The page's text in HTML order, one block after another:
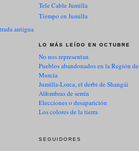
antigua
Tele Cable Jumilla
Tiempo en Jumilla
LO MÁS LEÍDO EN OCTUBRE
No nos representan
Pueblos abandonados en la Región de
Murcia
Jumilla-Lorca, el derbi de Shangái
Alfombras de serrín
Elecciones o desaparición
Los colores de la tierra
SEGUIDORES